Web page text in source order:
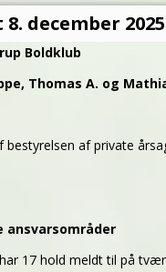
december 2025
Boldklub
Thomas A. og
af private
ansvarsområder
17 hold meldt til på